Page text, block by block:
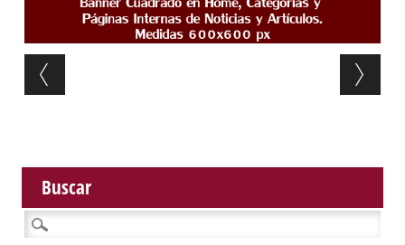
Post navigation
Buscar
Buscar: